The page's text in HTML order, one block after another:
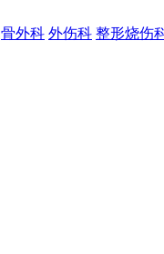
骨外科 外伤科 整形烧伤